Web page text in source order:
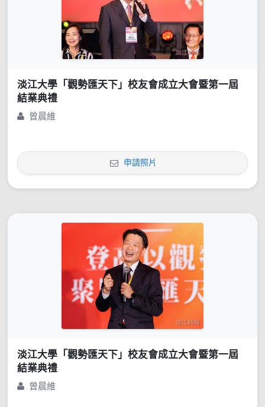
淡江大學「觀勢匯天下」校友會成立大會暨第一屆
結業典禮
曾晨維
申請照片
淡江大學「觀勢匯天下」校友會成立大會暨第一屆
結業典禮
曾晨維